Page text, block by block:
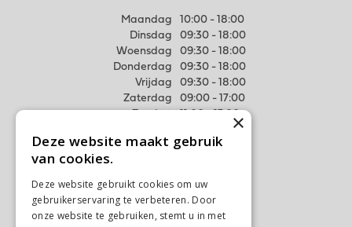
Maandag
10:00 - 18:00
Dinsdag
09:30 - 18:00
Woensdag
09:30 - 18:00
Donderdag
09:30 - 18:00
Vrijdag
09:30 - 18:00
Zaterdag
09:00 - 17:00
Meer weten
Algemene voorwaarden
Privacy Statement
Disclaimer
×
Deze website maakt gebruik
van cookies.
Deze website gebruikt cookies om uw
gebruikerservaring te verbeteren. Door
onze website te gebruiken, stemt u in met